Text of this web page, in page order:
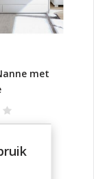
met
659,-